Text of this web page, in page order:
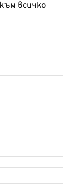
всичко